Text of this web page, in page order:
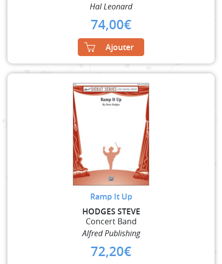
Hal Leonard
74,00€
Ajouter
Ramp It Up
HODGES STEVE
Concert Band
Alfred Publishing
72,20€